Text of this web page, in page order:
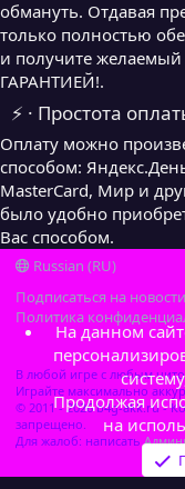
обмануть. Отдавая
только полностью
и получите
ГАРАНТИЕЙ!.
⚡ · Простота
Оплату можно
способом:
MasterCard, Мир и
было удобно
Вас способом.
Russian (RU)
Подписаться на новости
Политика
В любой игре с любым
Играйте максимально
© 2011 - 2026 b4g-akk.ru -
запрещено.
Для жалоб: написать
На данном
Продолжая
на